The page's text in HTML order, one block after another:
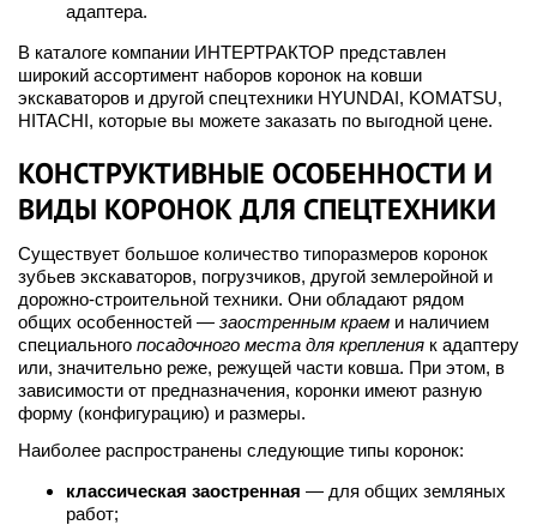
адаптера.
В каталоге компании ИНТЕРТРАКТОР представлен
широкий ассортимент наборов коронок на ковши
экскаваторов и другой спецтехники HYUNDAI, KOMATSU,
HITACHI, которые вы можете заказать по выгодной цене.
КОНСТРУКТИВНЫЕ ОСОБЕННОСТИ И
ВИДЫ КОРОНОК ДЛЯ СПЕЦТЕХНИКИ
Существует большое количество типоразмеров коронок
зубьев экскаваторов, погрузчиков, другой землеройной и
дорожно-строительной техники. Они обладают рядом
общих особенностей — заостренным краем и наличием
специального посадочного места для крепления к адаптеру
или, значительно реже, режущей части ковша. При этом, в
зависимости от предназначения, коронки имеют разную
форму (конфигурацию) и размеры.
Наиболее распространены следующие типы коронок:
классическая заостренная — для общих земляных
работ;